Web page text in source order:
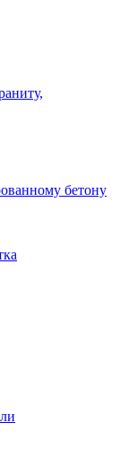
бетону